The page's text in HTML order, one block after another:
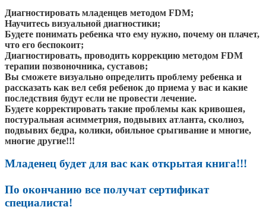
Диагностировать младенцев методом FDM;
Научитесь визуальной диагностики;
Будете понимать ребенка что ему нужно, почему он плачет,
что его беспокоит;
Диагностировать, проводить коррекцию методом FDM
терапии позвоночника, суставов;
Вы сможете визуально определить проблему ребенка и
рассказать как вел себя ребенок до приема у вас и какие
последствия будут если не провести лечение.
Будете корректировать такие проблемы как кривошея,
постуральная асимметрия, подвывих атланта, сколиоз,
подвывих бедра, колики, обильное срыгивание и многие,
многие другие!!!
Младенец будет для вас как открытая книга!!!
По окончанию все получат сертификат
специалиста!